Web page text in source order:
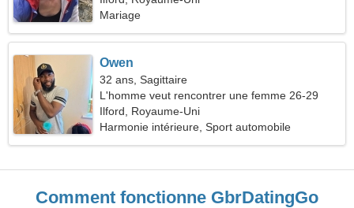
Mariage
Owen
32 ans, Sagittaire
L'homme veut rencontrer une femme 26-29
Ilford, Royaume-Uni
Harmonie intérieure, Sport automobile
Comment fonctionne GbrDatingGo